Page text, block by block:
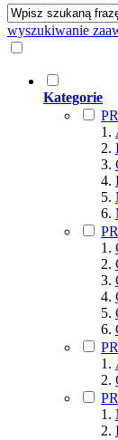
wyszukiwanie
Kategorie